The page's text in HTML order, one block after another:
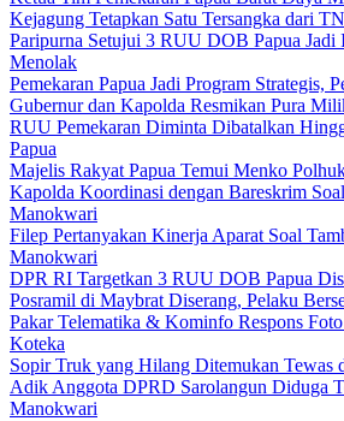
Kejagung Tetapkan Satu Tersangka dari
Paripurna Setujui 3 RUU DOB Papua
Menolak
Pemekaran Papua Jadi Program Strategis,
Gubernur dan Kapolda Resmikan Pura
RUU Pemekaran Diminta Dibatalkan
Papua
Majelis Rakyat Papua Temui Menko
Kapolda Koordinasi dengan Bareskrim
Manokwari
Filep Pertanyakan Kinerja Aparat Soal
Manokwari
DPR RI Targetkan 3 RUU DOB Papua
Posramil di Maybrat Diserang, Pelaku
Pakar Telematika & Kominfo Respons
Koteka
Sopir Truk yang Hilang Ditemukan Tewas
Adik Anggota DPRD Sarolangun Diduga
Manokwari